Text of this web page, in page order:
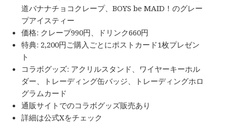
道バナナチョコクレープ、BOYS be MAID！のグレー
プアイスティー
価格: クレープ990円、ドリンク660円
特典: 2,200円ご購入ごとにポストカード1枚プレゼン
ト
コラボグッズ: アクリルスタンド、ワイヤーキーホル
ダー、トレーディング缶バッジ、トレーディングホロ
グラムカード
通販サイトでのコラボグッズ販売あり
詳細は公式Xをチェック